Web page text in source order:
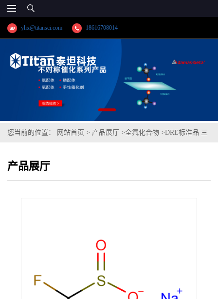
yhx@titansci.com 18616708014
您当前的位置： 网站首页 > 产品展厅 >全氟化合物 >DRE标准品 三
产品展厅